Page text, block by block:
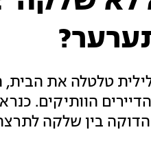
טלטלה את
הוותיקים.
בין שלקה